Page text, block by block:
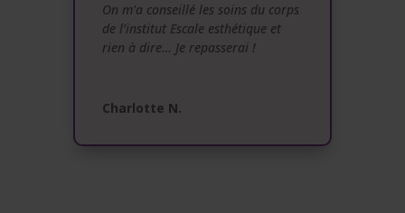
On m’a conseillé les soins du corps
de l’institut Escale esthétique et
rien à dire… Je repasserai !
Charlotte N.